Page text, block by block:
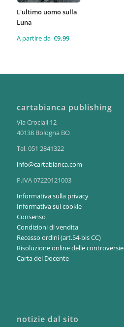
L'ultimo uomo sulla
Luna
A partire da €9,99
cartabianca publishing
Via Crociali 12
40138 Bologna BO
Tel. 051 2841322
info@cartabianca.com
P.IVA 07220121003
Informativa sulla privacy
Informativa sui cookie
Consenso
Condizioni di vendita
Recesso ordini (art.54-bis CC)
Risoluzione online delle controversie
Carta del Docente
notizie dal sito